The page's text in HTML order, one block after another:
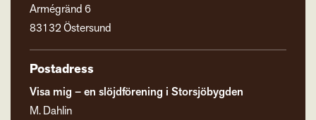
Armégränd 6
83132 Östersund
Postadress
Visa mig – en slöjdförening i Storsjöbygden
M. Dahlin